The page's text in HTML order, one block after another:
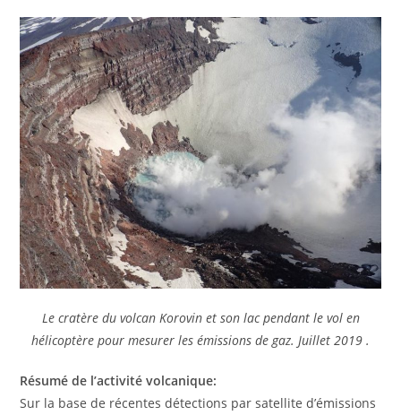
Le cratère du volcan Korovin et son lac pendant le vol en
hélicoptère pour mesurer les émissions de gaz. Juillet 2019 .
Résumé de l’activité volcanique:
Sur la base de récentes détections par satellite d’émissions